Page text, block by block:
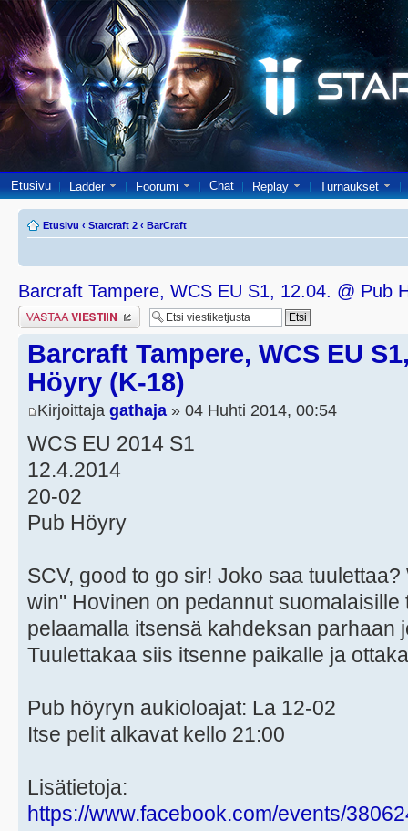
Etusivu Ladder Foorumi Chat Replay Turnaukset
Etusivu ‹ Starcraft 2 ‹ BarCraft
Barcraft Tampere, WCS EU S1, 12.04. @ Pub
Lähetä vastaus
Barcraft Tampere, WCS EU
Höyry (K-18)
Kirjoittaja gathaja » 04 Huhti 2014, 00:54
WCS EU 2014 S1
12.4.2014
20-02
Pub Höyry
SCV, good to go sir! Joko saa
win" Hovinen on pedannut
pelaamalla itsensä kahdeksan parhaan
Tuulettakaa siis itsenne paikalle ja
Pub höyryn aukioloajat: La 12-02
Itse pelit alkavat kello 21:00
Lisätietoja:
https://www.facebook.com/events/